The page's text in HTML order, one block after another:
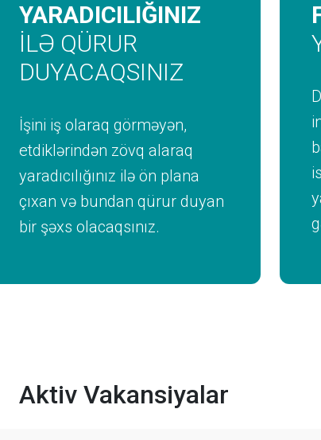
YARADICILIĞINIZ
İLƏ QÜRUR
DUYACAQSINIZ
İşini iş olaraq görməyən,
etdiklərindən zövq alaraq
yaradıcılığınız ilə ön plana
çıxan və bundan qürur duyan
bir şəxs olacaqsınız.
Aktiv Vakansiyalar